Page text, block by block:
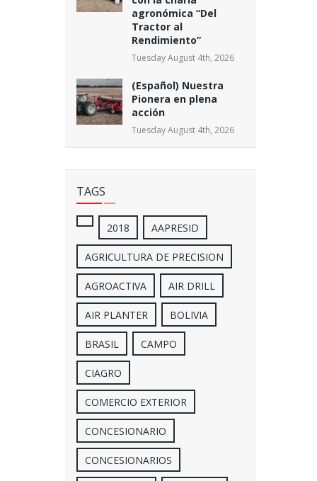
agronómica “Del
Tractor al
Rendimiento”
Tuesday August 4th, 2026
(Español) Nuestra
Pionera en plena
acción
Tuesday August 4th, 2026
TAGS
2018 AAPRESID
AGRICULTURA DE PRECISION
AGROACTIVA AIR DRILL
AIR PLANTER BOLIVIA
BRASIL CAMPO
CIAGRO
COMERCIO EXTERIOR
CONCESIONARIO
CONCESIONARIOS